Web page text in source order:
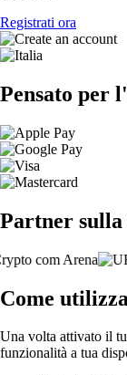
Registrati ora
Pensato per
Partner sulla
Come
Una volta attivato il
funzionalità a tua